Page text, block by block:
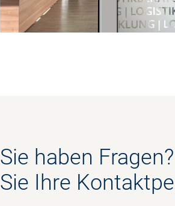
Sie haben
Sie Ihre